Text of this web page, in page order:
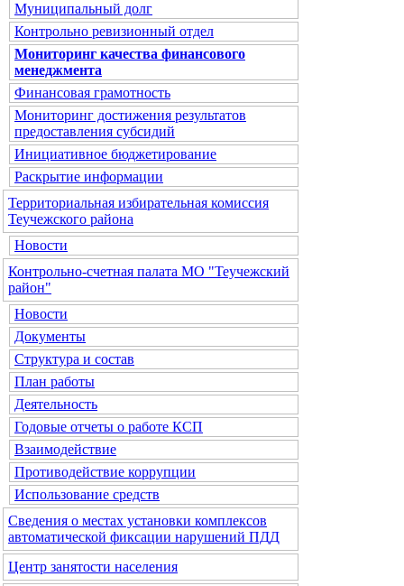
Муниципальный долг
Контрольно ревизионный отдел
Мониторинг качества финансового
менеджмента
Финансовая грамотность
Мониторинг достижения результатов
предоставления субсидий
Инициативное бюджетирование
Раскрытие информации
Территориальная избирательная комиссия
Теучежского района
Новости
Контрольно-счетная палата МО "Теучежский
район"
Новости
Документы
Структура и состав
План работы
Деятельность
Годовые отчеты о работе КСП
Взаимодействие
Противодействие коррупции
Использование средств
Сведения о местах установки комплексов
автоматической фиксации нарушений ПДД
Центр занятости населения